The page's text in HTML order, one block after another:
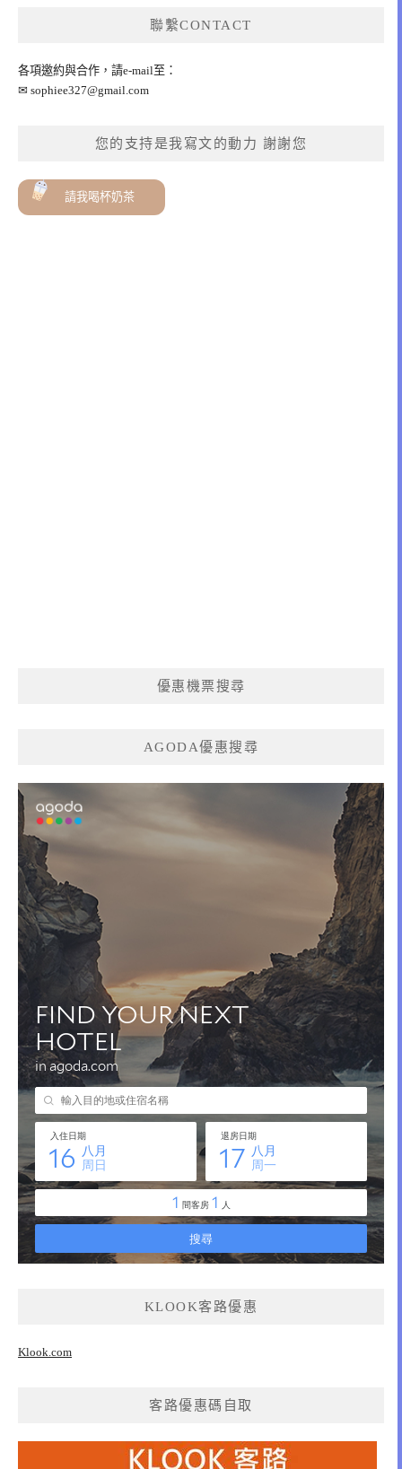
聯繫CONTACT
各項邀約與合作，請e-mail至：
✉ sophiee327@gmail.com
您的支持是我寫文的動力 謝謝您
請我喝杯奶茶
優惠機票搜尋
AGODA優惠搜尋
KLOOK客路優惠
Klook.com
客路優惠碼自取